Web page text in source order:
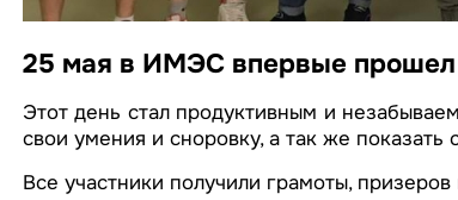
25 мая в ИМЭС впервые прошел
Этот день стал продуктивным и
свои умения и сноровку, а так же
Все участники получили грамоты,